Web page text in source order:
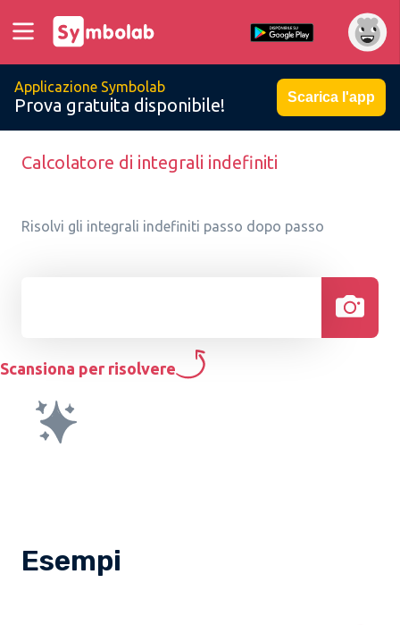
Applicazione Symbolab
Prova gratuita disponibile! Scarica l'app
Calcolatore di integrali indefiniti
Risolvi gli integrali indefiniti passo dopo passo
Scansiona per risolvere
Esempi